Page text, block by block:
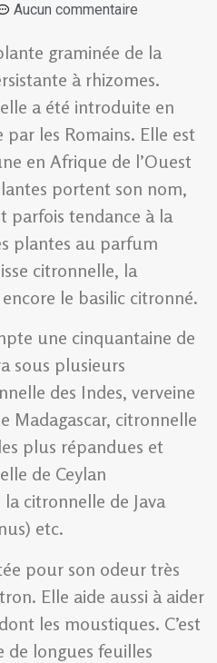
Aucun commentaire
graminée de la
à rhizomes.
a été introduite en
par les Romains. Elle est
en Afrique de l’Ouest
portent son nom,
parfois tendance à la
plantes au parfum
citronnelle, la
le basilic citronné.
une cinquantaine de
sous plusieurs
des Indes, verveine
Madagascar, citronnelle
plus répandues et
de Ceylan
citronnelle de Java
etc.
pour son odeur très
Elle aide aussi à aider
les moustiques. C’est
de longues feuilles